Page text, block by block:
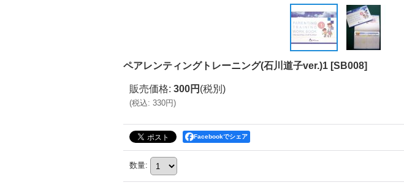
ペアレンティングトレーニング(石川道子ver.)1 [SB008]
販売価格: 300円 (税別)
(税込: 330円)
Facebookでシェア
数量: